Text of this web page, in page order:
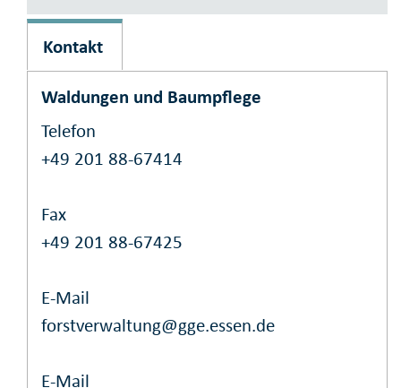
Kontakt
Waldungen und Baumpflege
Telefon
+49 201 88-67414
Fax
+49 201 88-67425
E-Mail
forstverwaltung@gge.essen.de
E-Mail